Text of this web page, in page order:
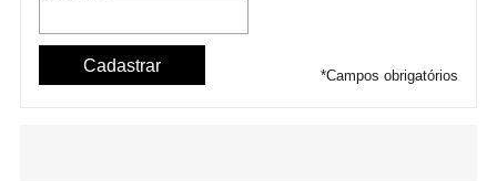
*Campos obrigatórios